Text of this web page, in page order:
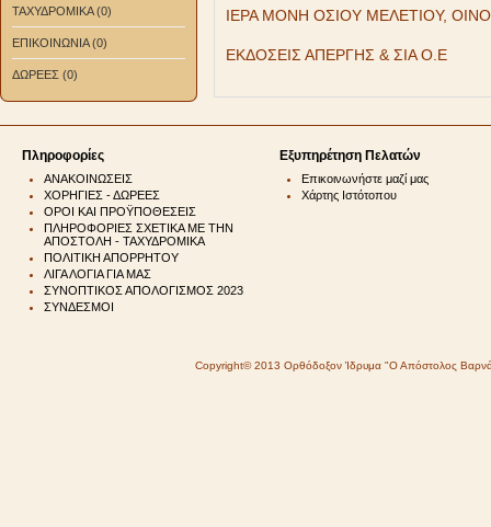
ΤΑΧΥΔΡΟΜΙΚΑ (0)
ΕΠΙΚΟΙΝΩΝΙΑ (0)
ΔΩΡΕΕΣ (0)
ΙΕΡΑ ΜΟΝΗ ΟΣΙΟΥ ΜΕΛΕΤΙΟΥ,
ΕΚΔΟΣΕΙΣ ΑΠΕΡΓΗΣ & ΣΙΑ Ο.Ε
Πληροφορίες
ΑΝΑΚΟΙΝΩΣΕΙΣ
ΧΟΡΗΓΙΕΣ - ΔΩΡΕΕΣ
ΟΡΟΙ ΚΑΙ ΠΡΟΫΠΟΘΕΣΕΙΣ
ΠΛΗΡΟΦΟΡΙΕΣ ΣΧΕΤΙΚΑ ΜΕ ΤΗΝ
ΑΠΟΣΤΟΛΗ - ΤΑΧΥΔΡΟΜΙΚΑ
ΠΟΛΙΤΙΚΗ ΑΠΟΡΡΗΤΟΥ
ΛΙΓΑ ΛΟΓΙΑ ΓΙΑ ΜΑΣ
ΣΥΝΟΠΤΙΚΟΣ ΑΠΟΛΟΓΙΣΜΟΣ 2023
ΣΥΝΔΕΣΜΟΙ
Εξυπηρέτηση Πελατών
Επικοινωνήστε μαζί μας
Χάρτης Ιστότοπου
Copyright© 2013 Ορθόδοξον Ίδρυμα "Ο Απόστολος